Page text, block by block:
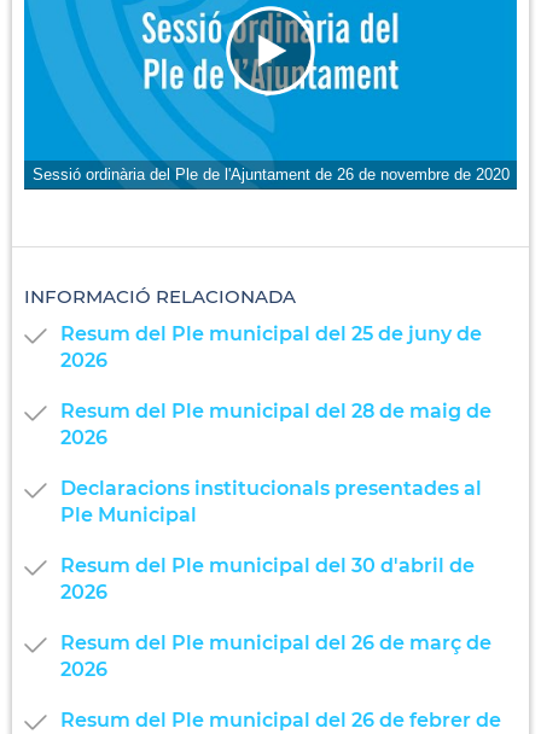
Sessió ordinària del Ple de l'Ajuntament de 26 de novembre de 2020
INFORMACIÓ RELACIONADA
Resum del Ple municipal del 25 de juny de
2026
Resum del Ple municipal del 28 de maig de
2026
Declaracions institucionals presentades al
Ple Municipal
Resum del Ple municipal del 30 d'abril de
2026
Resum del Ple municipal del 26 de març de
2026
Resum del Ple municipal del 26 de febrer de